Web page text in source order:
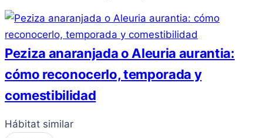
Peziza anaranjada o Aleuria aurantia:
cómo reconocerlo, temporada y
comestibilidad
Hábitat similar